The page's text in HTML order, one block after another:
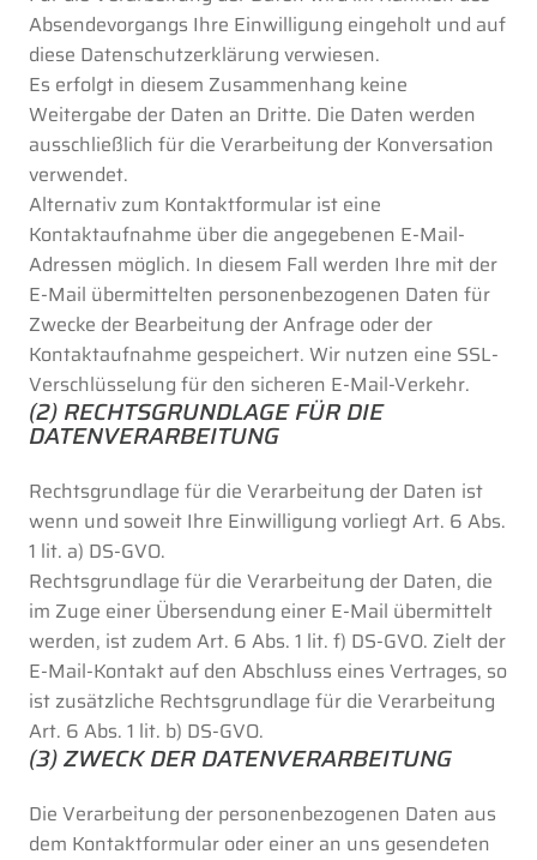
Absendevorgangs Ihre Einwilligung eingeholt und auf
diese Datenschutzerklärung verwiesen.
Es erfolgt in diesem Zusammenhang keine
Weitergabe der Daten an Dritte. Die Daten werden
ausschließlich für die Verarbeitung der Konversation
verwendet.
Alternativ zum Kontaktformular ist eine
Kontaktaufnahme über die angegebenen E-Mail-
Adressen möglich. In diesem Fall werden Ihre mit der
E-Mail übermittelten personenbezogenen Daten für
Zwecke der Bearbeitung der Anfrage oder der
Kontaktaufnahme gespeichert. Wir nutzen eine SSL-
Verschlüsselung für den sicheren E-Mail-Verkehr.
(2) RECHTSGRUNDLAGE FÜR DIE
DATENVERARBEITUNG
Rechtsgrundlage für die Verarbeitung der Daten ist
wenn und soweit Ihre Einwilligung vorliegt Art. 6 Abs.
1 lit. a) DS-GVO.
Rechtsgrundlage für die Verarbeitung der Daten, die
im Zuge einer Übersendung einer E-Mail übermittelt
werden, ist zudem Art. 6 Abs. 1 lit. f) DS-GVO. Zielt der
E-Mail-Kontakt auf den Abschluss eines Vertrages, so
ist zusätzliche Rechtsgrundlage für die Verarbeitung
Art. 6 Abs. 1 lit. b) DS-GVO.
(3) ZWECK DER DATENVERARBEITUNG
Die Verarbeitung der personenbezogenen Daten aus
dem Kontaktformular oder einer an uns gesendeten